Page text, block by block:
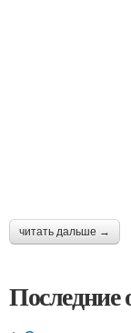
читать дальше →
Последние